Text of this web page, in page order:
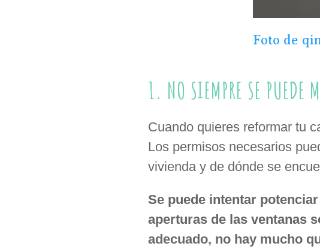
Foto de
1. NO SIEMPRE SE PUEDE
Cuando quieres reformar tu
Los permisos necesarios
vivienda y de dónde se
Se puede intentar
aperturas de las ventanas
adecuado, no hay mucho